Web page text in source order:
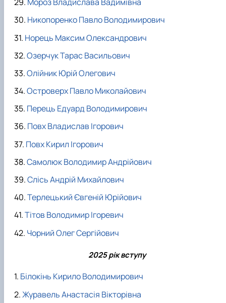
Никопоренко Павло Володимирович
Норець Максим Олександрович
Озерчук Тарас Васильович
Олійник Юрій Олегович
Островерх Павло Миколайович
Перець Едуард Володимирович
Повх Владислав Ігорович
Повх Кирил Ігорович
Самолюк Володимир Андрійович
Слісь Андрій Михайлович
Терлецький Євгеній Юрійович
Тітов Володимир Ігоревич
Чорний Олег Сергійович
2025 рік вступу
Білокінь Кирило Володимирович
Журавель Анастасія Вікторівна